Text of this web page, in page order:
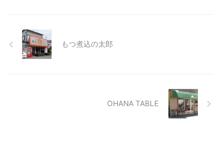
もつ煮込の太郎
OHANA TABLE